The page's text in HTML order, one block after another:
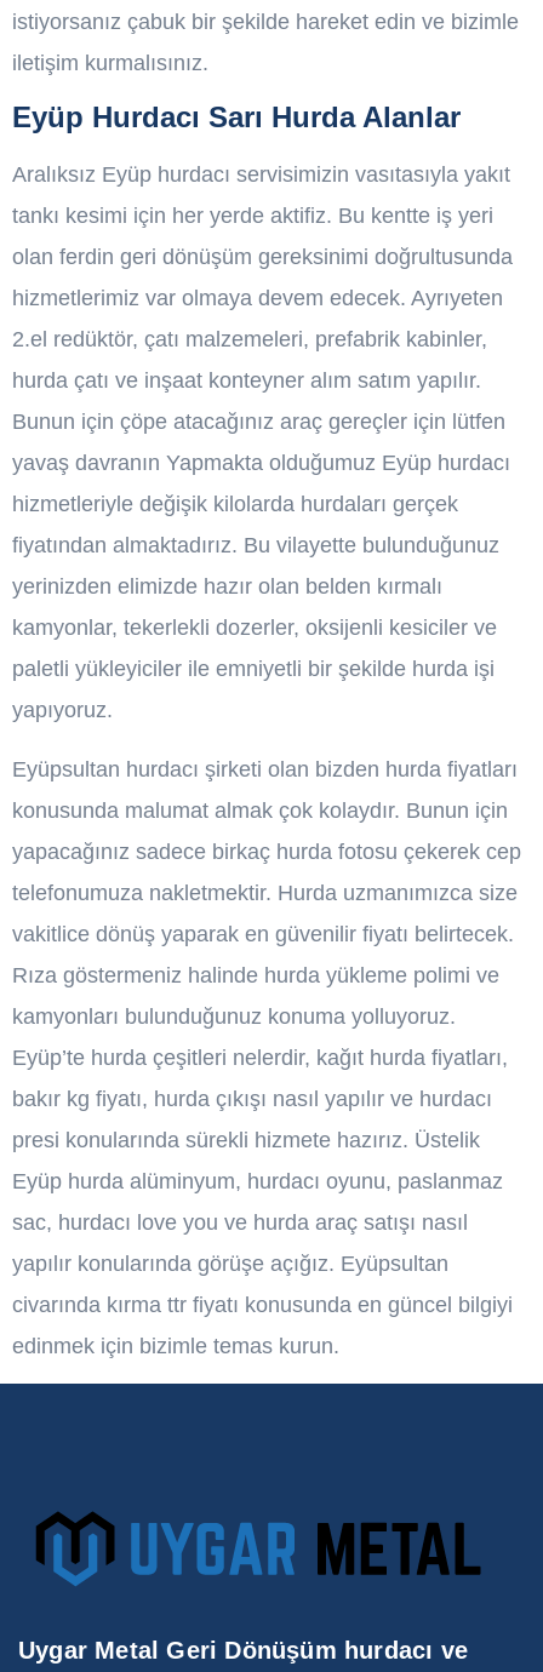
istiyorsanız çabuk bir şekilde hareket edin ve bizimle
iletişim kurmalısınız.
Eyüp Hurdacı Sarı Hurda Alanlar
Aralıksız Eyüp hurdacı servisimizin vasıtasıyla yakıt
tankı kesimi için her yerde aktifiz. Bu kentte iş yeri
olan ferdin geri dönüşüm gereksinimi doğrultusunda
hizmetlerimiz var olmaya devem edecek. Ayrıyeten
2.el redüktör, çatı malzemeleri, prefabrik kabinler,
hurda çatı ve inşaat konteyner alım satım yapılır.
Bunun için çöpe atacağınız araç gereçler için lütfen
yavaş davranın Yapmakta olduğumuz Eyüp hurdacı
hizmetleriyle değişik kilolarda hurdaları gerçek
fiyatından almaktadırız. Bu vilayette bulunduğunuz
yerinizden elimizde hazır olan belden kırmalı
kamyonlar, tekerlekli dozerler, oksijenli kesiciler ve
paletli yükleyiciler ile emniyetli bir şekilde hurda işi
yapıyoruz.
Eyüpsultan hurdacı şirketi olan bizden hurda fiyatları
konusunda malumat almak çok kolaydır. Bunun için
yapacağınız sadece birkaç hurda fotosu çekerek cep
telefonumuza nakletmektir. Hurda uzmanımızca size
vakitlice dönüş yaparak en güvenilir fiyatı belirtecek.
Rıza göstermeniz halinde hurda yükleme polimi ve
kamyonları bulunduğunuz konuma yolluyoruz.
Eyüp’te hurda çeşitleri nelerdir, kağıt hurda fiyatları,
bakır kg fiyatı, hurda çıkışı nasıl yapılır ve hurdacı
presi konularında sürekli hizmete hazırız. Üstelik
Eyüp hurda alüminyum, hurdacı oyunu, paslanmaz
sac, hurdacı love you ve hurda araç satışı nasıl
yapılır konularında görüşe açığız. Eyüpsultan
civarında kırma ttr fiyatı konusunda en güncel bilgiyi
edinmek için bizimle temas kurun.
Uygar Metal Geri Dönüşüm hurdacı ve